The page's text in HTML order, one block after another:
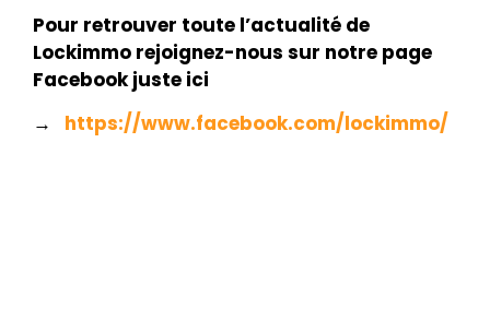
Pour retrouver toute l’actualité de
Lockimmo rejoignez-nous sur notre page
Facebook juste ici
→ https://www.facebook.com/lockimmo/